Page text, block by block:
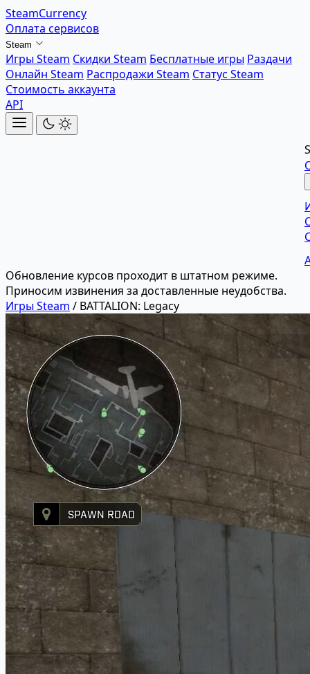
SteamCurrency
Оплата сервисов
Steam
Игры Steam Скидки Steam Бесплатные игры Раздачи
Онлайн Steam Распродажи Steam Статус Steam
Стоимость аккаунта
API
Обновление курсов проходит в штатном режиме.
Приносим извинения за доставленные неудобства.
Игры Steam / BATTALION: Legacy